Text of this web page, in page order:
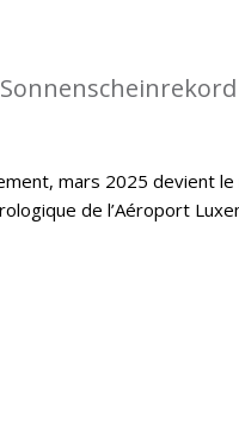
mars 2025 devient
de l’Aéroport